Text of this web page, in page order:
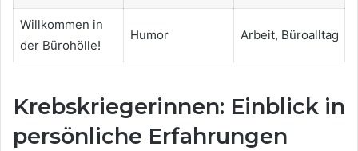
Willkommen in
der Bürohölle!
Humor Arbeit, Büroalltag
Krebskriegerinnen: Einblick in
persönliche Erfahrungen